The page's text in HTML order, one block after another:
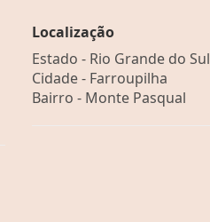
Localização
Estado - Rio Grande do Sul
Cidade - Farroupilha
Bairro - Monte Pasqual